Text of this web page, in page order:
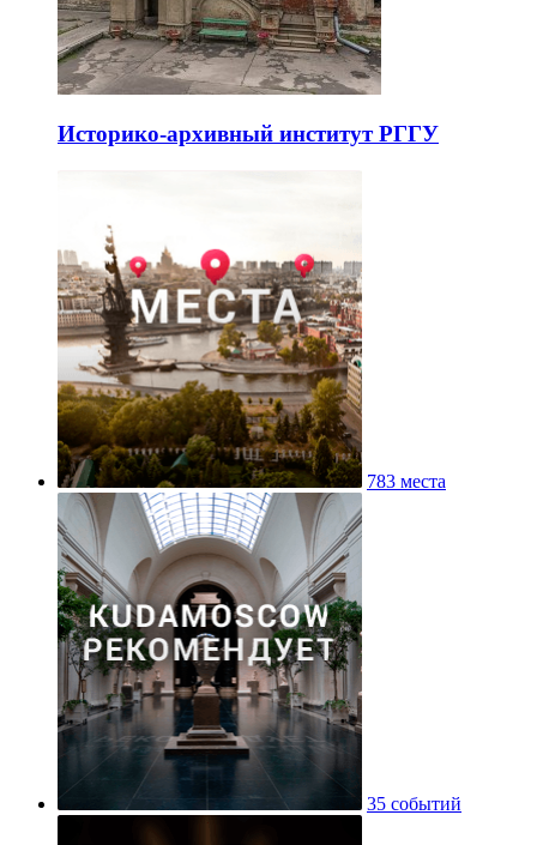
Историко-архивный институт РГГУ
783 места
35 событий